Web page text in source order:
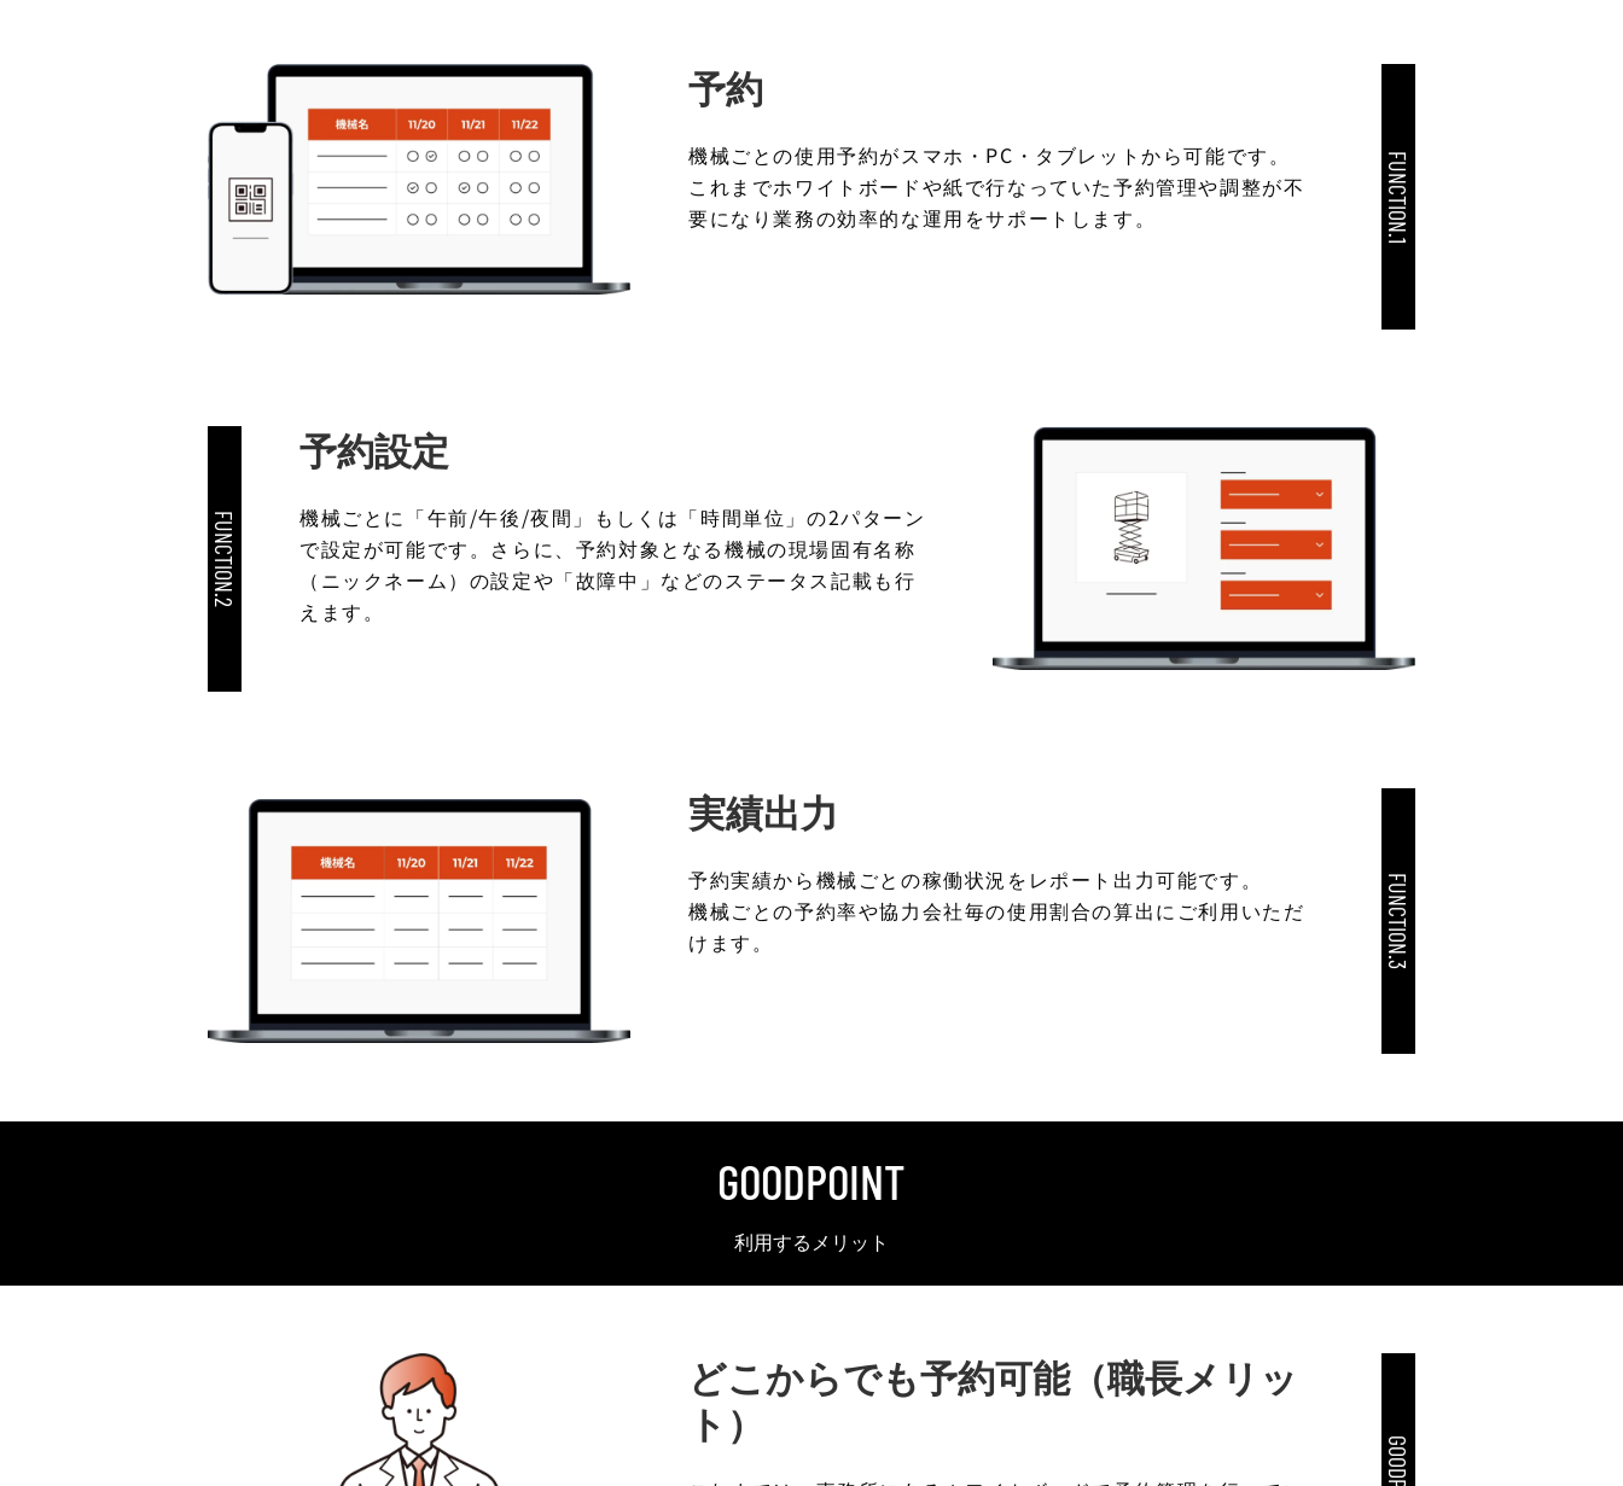
予約
機械ごとの使用予約がスマホ・PC・タブレットから可能です。
これまでホワイトボードや紙で行なっていた予約管理や調整が不
要になり業務の効率的な運用をサポートします。
FUNCTION.1
FUNCTION.2
予約設定
機械ごとに「午前/午後/夜間」もしくは「時間単位」の2パターン
で設定が可能です。さらに、予約対象となる機械の現場固有名称
（ニックネーム）の設定や「故障中」などのステータス記載も行
えます。
実績出力
予約実績から機械ごとの稼働状況をレポート出力可能です。
機械ごとの予約率や協力会社毎の使用割合の算出にご利用いただ
けます。
FUNCTION.3
GOODPOINT
利用するメリット
どこからでも予約可能（職長メリッ
ト）